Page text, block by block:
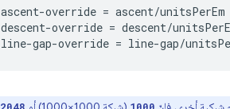
ascent-override = ascent/unitsPerEm
descent-override = descent/